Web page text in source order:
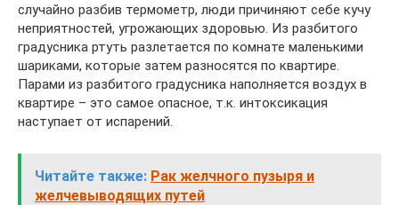
случайно разбив термометр, люди причиняют себе кучу
неприятностей, угрожающих здоровью. Из разбитого
градусника ртуть разлетается по комнате маленькими
шариками, которые затем разносятся по квартире.
Парами из разбитого градусника наполняется воздух в
квартире – это самое опасное, т.к. интоксикация
наступает от испарений.
Читайте также: Рак желчного пузыря и
желчевыводящих путей